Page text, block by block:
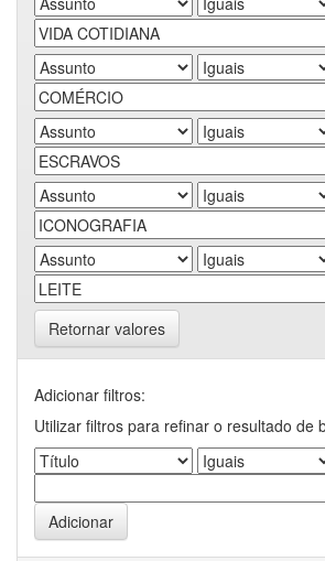
Retornar valores
Adicionar filtros:
Utilizar filtros para refinar o resultado de